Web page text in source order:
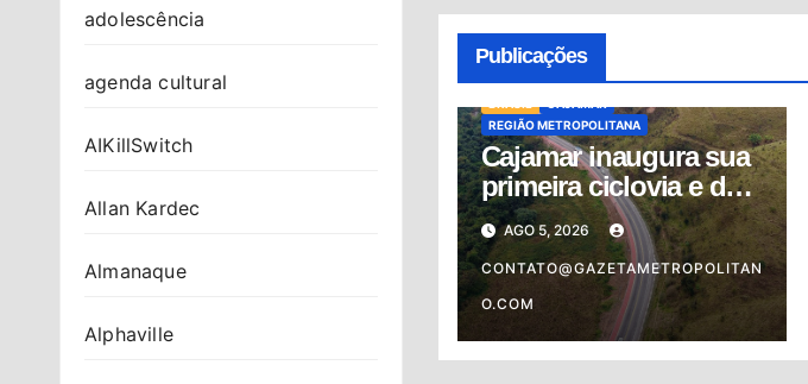
adolescência
agenda cultural
AIKillSwitch
Allan Kardec
Almanaque
Alphaville
Publicações
REGIÃO METROPOLITANA
Cajamar inaugura sua
primeira ciclovia e dá
um passo histórico
rumo à mobilidade
sustentável
AGO 5, 2026
CONTATO@GAZETAMETROPOLITAN
O.COM